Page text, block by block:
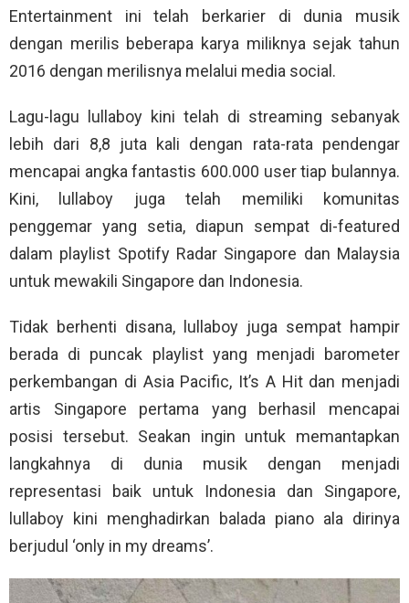
Entertainment ini telah berkarier di dunia musik
dengan merilis beberapa karya miliknya sejak tahun
2016 dengan merilisnya melalui media social.
Lagu-lagu lullaboy kini telah di streaming sebanyak
lebih dari 8,8 juta kali dengan rata-rata pendengar
mencapai angka fantastis 600.000 user tiap bulannya.
Kini, lullaboy juga telah memiliki komunitas
penggemar yang setia, diapun sempat di-featured
dalam playlist Spotify Radar Singapore dan Malaysia
untuk mewakili Singapore dan Indonesia.
Tidak berhenti disana, lullaboy juga sempat hampir
berada di puncak playlist yang menjadi barometer
perkembangan di Asia Pacific, It’s A Hit dan menjadi
artis Singapore pertama yang berhasil mencapai
posisi tersebut. Seakan ingin untuk memantapkan
langkahnya di dunia musik dengan menjadi
representasi baik untuk Indonesia dan Singapore,
lullaboy kini menghadirkan balada piano ala dirinya
berjudul ‘only in my dreams’.